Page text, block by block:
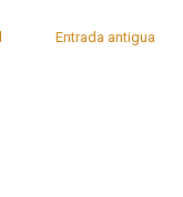
Entrada antigua